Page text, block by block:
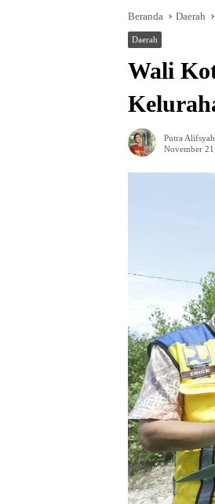
Beranda Daerah
Daerah
Wali
Putra Alifsyah
November